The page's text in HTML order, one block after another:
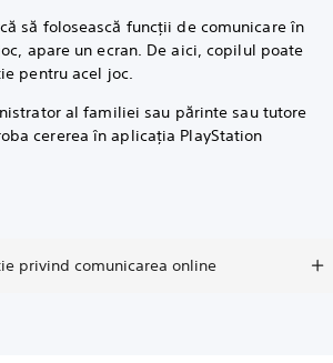
să folosească funcții de comunicare în
apare un ecran. De aici, copilul poate
pentru acel joc.
al familiei sau părinte sau tutore
cererea în aplicația PlayStation
privind comunicarea online